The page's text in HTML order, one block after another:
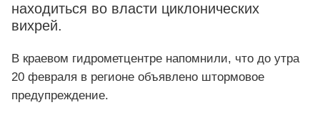
находиться во власти циклонических
вихрей.
В краевом гидрометцентре напомнили, что до утра
20 февраля в регионе объявлено штормовое
предупреждение.